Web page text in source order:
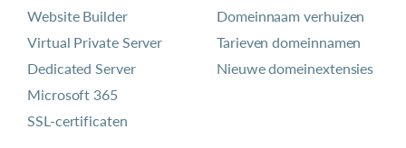
Website Builder
Virtual Private Server
Dedicated Server
Microsoft 365
SSL-certificaten
Domeinnaam verhuizen
Tarieven domeinnamen
Nieuwe domeinextensies